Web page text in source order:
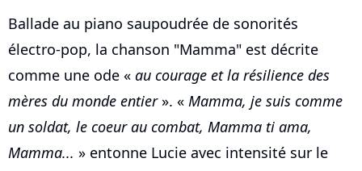
Ballade au piano saupoudrée de sonorités
électro-pop, la chanson "Mamma" est décrite
comme une ode « au courage et la résilience des
mères du monde entier». « Mamma, je suis comme
un soldat, le coeur au combat, Mamma ti ama,
Mamma... » entonne Lucie avec intensité sur le